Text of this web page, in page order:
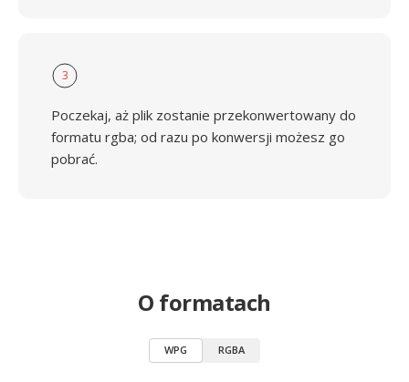
3
Poczekaj, aż plik zostanie przekonwertowany do
formatu rgba; od razu po konwersji możesz go
pobrać.
O formatach
WPG RGBA